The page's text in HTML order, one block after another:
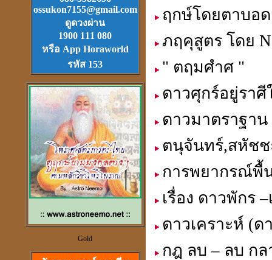
Download ฟรี.
ตลับเมตรไฮเทค (ดีที่สุดใน
โลก)วัดได้ยาวไกลที่สุด
วัตุถุมงคล
เสริมดวง แก้ชง
สะเดาะเคาะห์ ต่อชะตา
ดวงจีนและฮวงจุ้ย
ที่เป็นวิทยาศาสตร์
ossukon7155@gmail.com
ดูดวงผ่าน
1900 111 080
หรือ App Horaworld
รหัส 153
Gold
ฤกษ์โดยตาบอ
ภฤคุสูตร โดย
" ตฤมศำศ "
ดาวศุกร์อยู่รา
ดาวมาตราฐา
ตนุจันทร์,สหัชช
การพยากรณ์พื้
เรื่อง ดาวพักร
ดาวเคราะห์ (ด
กฎ ลบ – ลบ กล